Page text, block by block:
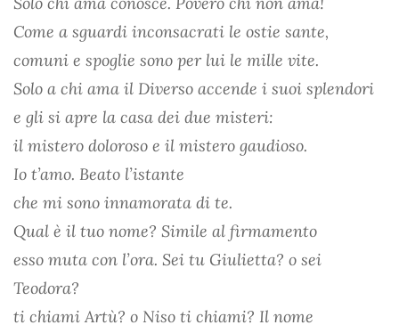
Come a sguardi inconsacrati le ostie sante,
comuni e spoglie sono per lui le mille vite.
Solo a chi ama il Diverso accende i suoi splendori
e gli si apre la casa dei due misteri:
il mistero doloroso e il mistero gaudioso.
Io t’amo. Beato l’istante
che mi sono innamorata di te.
Qual è il tuo nome? Simile al firmamento
esso muta con l’ora. Sei tu Giulietta? o sei
Teodora?
ti chiami Artù? o Niso ti chiami? Il nome